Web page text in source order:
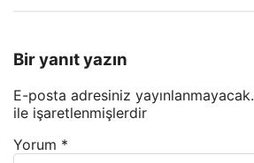
Bir yanıt yazın
E-posta adresiniz yayınlanmayacak.
ile işaretlenmişlerdir
Yorum *